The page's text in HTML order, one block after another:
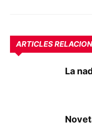
ARTICLES
La